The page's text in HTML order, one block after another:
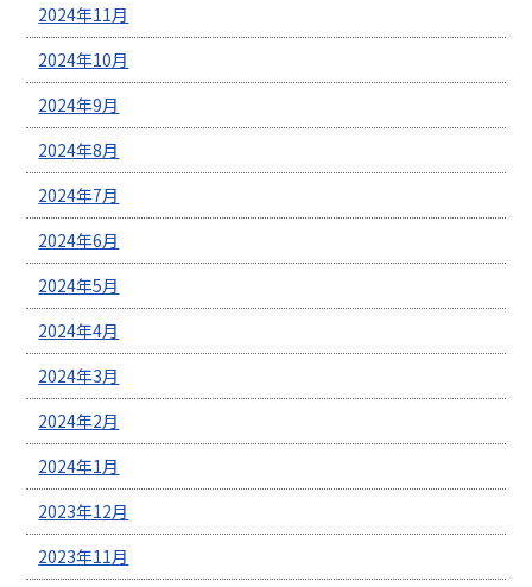
2024年11月
2024年10月
2024年9月
2024年8月
2024年7月
2024年6月
2024年5月
2024年4月
2024年3月
2024年2月
2024年1月
2023年12月
2023年11月